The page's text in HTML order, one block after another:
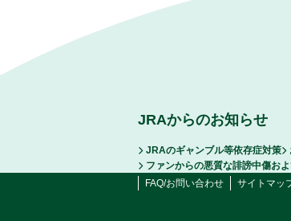
JRAからのお知らせ
JRAのギャンブル等依存症対策
ファンからの悪質な誹謗中傷お
FAQ/お問い合わせ
サイトマッ